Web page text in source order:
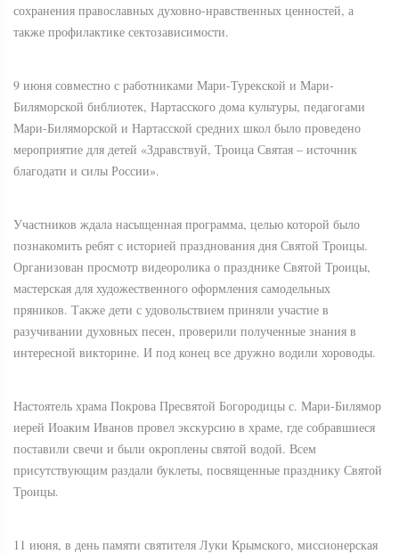
сохранения православных духовно-нравственных ценностей, а
также профилактике сектозависимости.
9 июня совместно с работниками Мари-Турекской и Мари-
Биляморской библиотек, Нартасского дома культуры, педагогами
Мари-Биляморской и Нартасской средних школ было проведено
мероприятие для детей «Здравствуй, Троица Святая – источник
благодати и силы России».
Участников ждала насыщенная программа, целью которой было
познакомить ребят с историей празднования дня Святой Троицы.
Организован просмотр видеоролика о празднике Святой Троицы,
мастерская для художественного оформления самодельных
пряников. Также дети с удовольствием приняли участие в
разучивании духовных песен, проверили полученные знания в
интересной викторине. И под конец все дружно водили хороводы.
Настоятель храма Покрова Пресвятой Богородицы с. Мари-Билямор
иерей Иоаким Иванов провел экскурсию в храме, где собравшиеся
поставили свечи и были окроплены святой водой. Всем
присутствующим раздали буклеты, посвященные празднику Святой
Троицы.
11 июня, в день памяти святителя Луки Крымского, миссионерская